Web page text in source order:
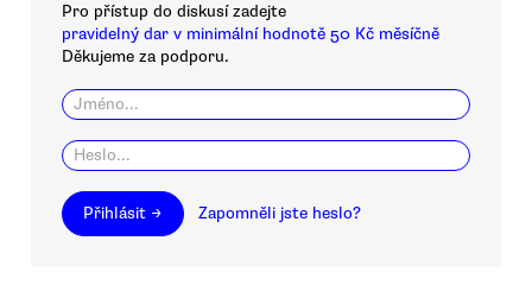
Pro přístup do diskusí zadejte
pravidelný dar v minimální hodnotě 50 Kč měsíčně
Děkujeme za podporu.
Přihlásit → Zapomněli jste heslo?